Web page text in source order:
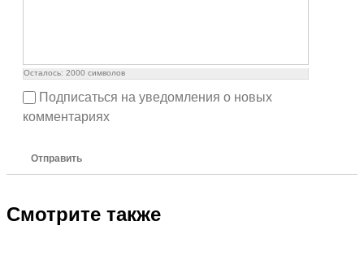
Осталось: 2000 символов
Подписаться на уведомления о новых
комментариях
Отправить
Смотрите также